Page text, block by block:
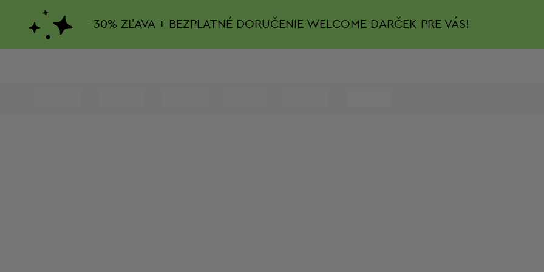
-30% ZĽAVA + BEZPLATNÉ DORUČENIE WELCOME DARČEK PRE VÁS!